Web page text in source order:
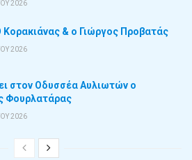
2026
& ο Γιώργος Προβατάς
2026
στον Οδυσσέα Αυλιωτών ο
Φουρλατάρας
2026